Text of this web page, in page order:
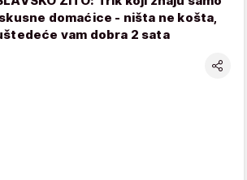
domaćice - ništa ne košta,
vam dobra 2 sata